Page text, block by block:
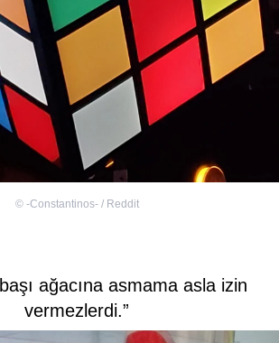
© -Constantinos- / Reddit
ağacına asmama asla izin
vermezlerdi.”